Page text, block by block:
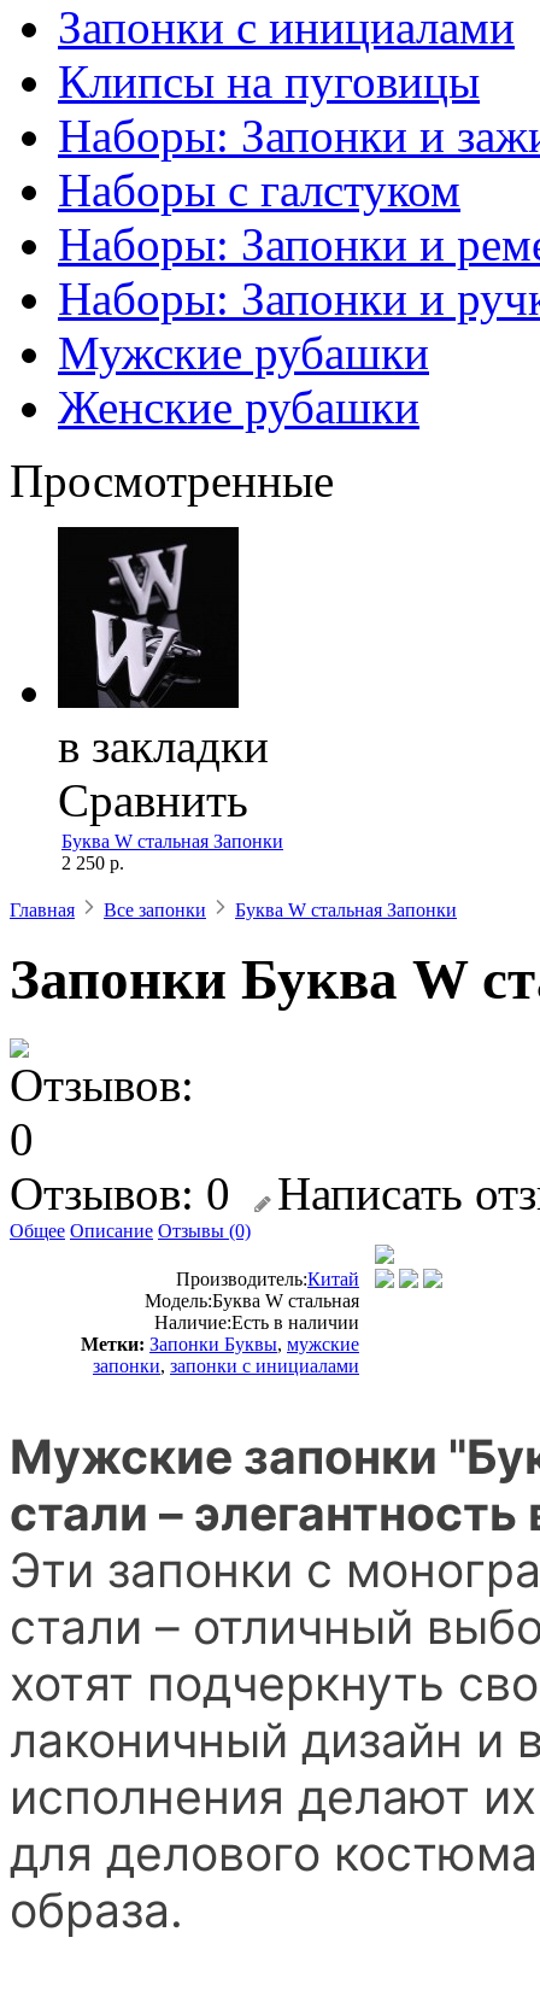
Запонки с инициалами
Клипсы на пуговицы
Наборы: Запонки и
Наборы с галстуком
Наборы: Запонки и
Наборы: Запонки и
Мужские рубашки
Женские рубашки
Просмотренные
в закладки
Сравнить
Буква W стальная Запонки
2 250 р.
Главная Все запонки Буква W стальная Запонки
Запонки Буква W
Отзывов: 0 Написать
Общее Описание Отзывы (0)
Производитель:Китай
Модель:Буква W стальная
Наличие:Есть в наличии
Метки: Запонки Буквы, мужские
запонки, запонки с инициалами
Мужские запонки
стали –
Эти запонки с
стали – отличный
хотят подчеркнуть
лаконичный дизайн и
исполнения делают
для делового
образа.